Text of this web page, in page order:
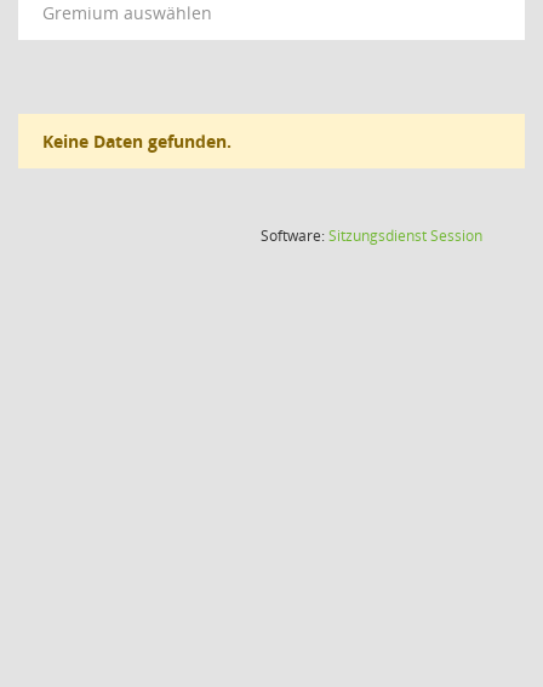
Gremium auswählen
Keine Daten gefunden.
Software:SitzungsdienstSession(Wird in